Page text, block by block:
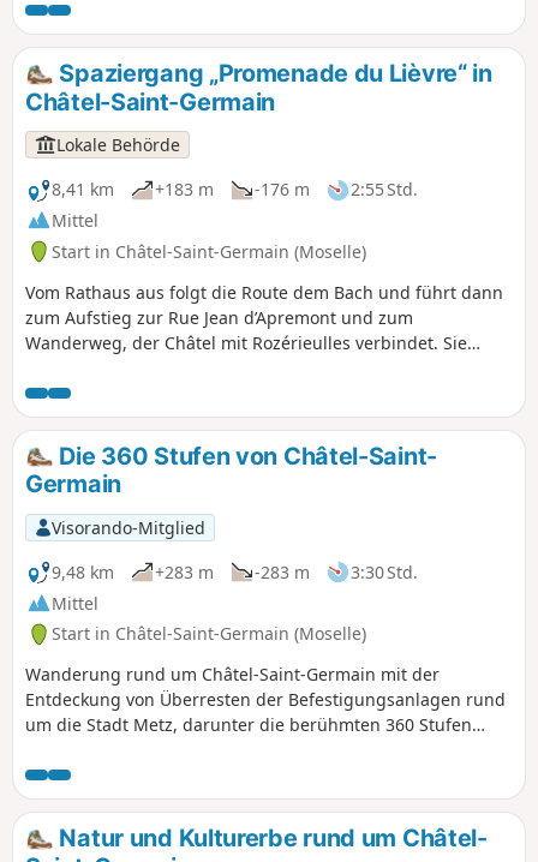
durchquert die Wälder von Forey und Flutôt, wo sich ein
bemerkenswerter Mispelbaum befindet. Am Waldrand führt
ein Weg hinunter zum Chemin de Lorry. Vorbei am
Bauernhof Saint-Georges bietet der Abstieg auf dem
Chemin de Vazelle einen Blick auf einen ehemaligen
Kalkofen, bevor man über die Rue de Lorry zum Rathaus
zurückkehrt.
Spaziergang „Promenade du Lièvre“ in
Châtel-Saint-Germain
Lokale Behörde
8,41 km
+183 m -176 m
2:55 Std.
Mittel
Start in Châtel-Saint-Germain (Moselle)
Vom Rathaus aus folgt die Route dem Bach und führt dann
zum Aufstieg zur Rue Jean d’Apremont und zum
Wanderweg, der Châtel mit Rozérieulles verbindet. Sie
Reposoir und führt am Mont-Saint-Germain vorbei, bevor
sie hinunter ins Tal von Montvaux führt. Der Rückweg führt
über den „Pas d’Âne“, dann durch das Dorf und über den
„Chemin des Fourrières“.
Die 360 Stufen von Châtel-Saint-
Germain
Visorando-Mitglied
9,48 km
+283 m -283 m
3:30 Std.
Mittel
Start in Châtel-Saint-Germain (Moselle)
Wanderung rund um Châtel-Saint-Germain mit der
Entdeckung von Überresten der Befestigungsanlagen rund
um die Stadt Metz, darunter die berühmten 360 Stufen
archäologische Stätte von Châtel mit ihren Sarkophagen.
Und immer wieder der Wald mit einem windigen Abschnitt
auf dem Plateau.
Natur und Kulturerbe rund um Châtel-